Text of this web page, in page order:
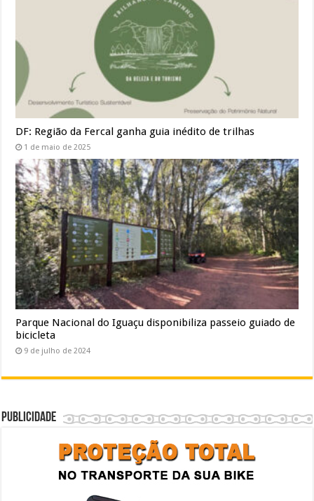
DF: Região da Fercal ganha guia inédito de trilhas
1 de maio de 2025
Parque Nacional do Iguaçu disponibiliza passeio guiado de
bicicleta
9 de julho de 2024
Publicidade